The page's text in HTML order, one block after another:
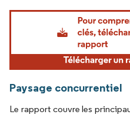
Image © Mordor Intelligence. La
Paysage concurrentiel
Le rapport couvre les